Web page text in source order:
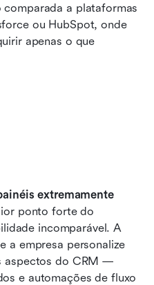
a plataformas
ou HubSpot, onde
apenas o que
extremamente
ponto forte do
incomparável. A
a empresa personalize
aspectos do CRM —
e automações de fluxo